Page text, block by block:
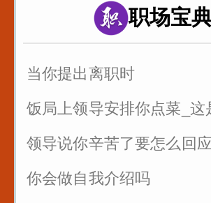
4_舌面音jqx_漆匠和锡匠
职场宝
当你提出离职时
饭局上领导安排你点菜_这
领导说你辛苦了要怎么回应
你会做自我介绍吗